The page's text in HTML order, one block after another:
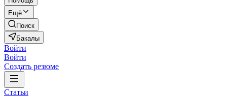
Ещё
Поиск
Бакалы
Войти
Войти
Создать резюме
Статьи